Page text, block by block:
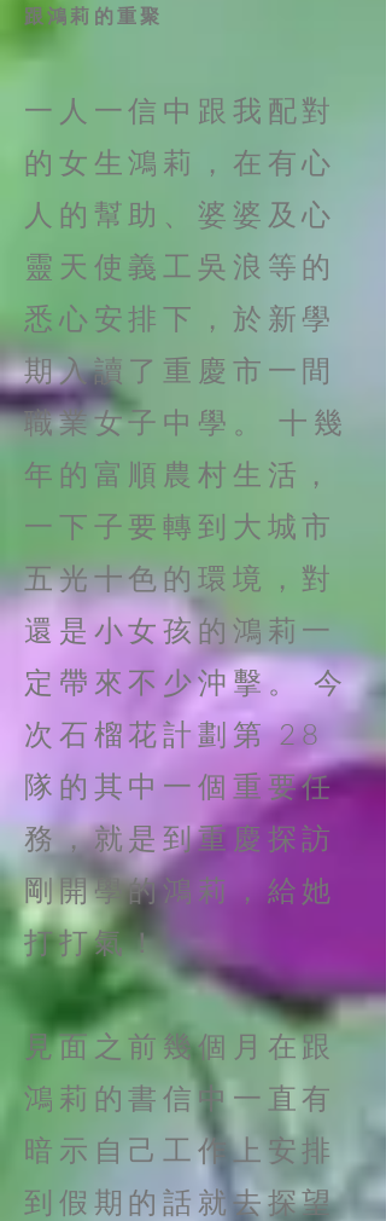
跟鴻莉的重聚
一人一信中跟我配對
的女生鴻莉，在有心
人的幫助、婆婆及心
靈天使義工吳浪等的
悉心安排下，於新學
期入讀了重慶市一間
職業女子中學。 十幾
年的富順農村生活，
一下子要轉到大城市
五光十色的環境，對
還是小女孩的鴻莉一
定帶來不少沖擊。 今
次石榴花計劃第 28
隊的其中一個重要任
務，就是到重慶探訪
剛開學的鴻莉，給她
打打氣！
見面之前幾個月在跟
鴻莉的書信中一直有
暗示自己工作上安排
到假期的話就去探望